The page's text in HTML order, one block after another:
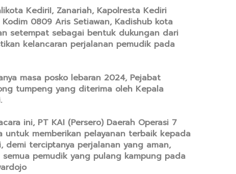
KediriI, Zanariah, Kapolresta Kediri
0809 Aris Setiawan, Kadishub kota
setempat sebagai bentuk dukungan dari
kelancaran perjalanan pemudik pada
masa posko lebaran 2024, Pejabat
tumpeng yang diterima oleh Kepala
ini, PT KAI (Persero) Daerah Operasi 7
untuk memberikan pelayanan terbaik kepada
terciptanya perjalanan yang aman,
pemudik yang pulang kampung pada